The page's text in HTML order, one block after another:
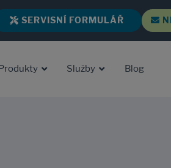
SERVISNÍ FORMULÁŘ
Služby Blog